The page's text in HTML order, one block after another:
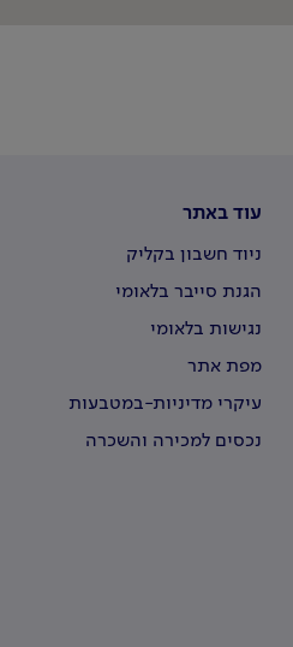
עוד באתר
ניוד חשבון בקליק
הגנת סייבר בלאומי
נגישות בלאומי
מפת אתר
עיקרי מדיניות-במטבעות
נכסים למכירה והשכרה